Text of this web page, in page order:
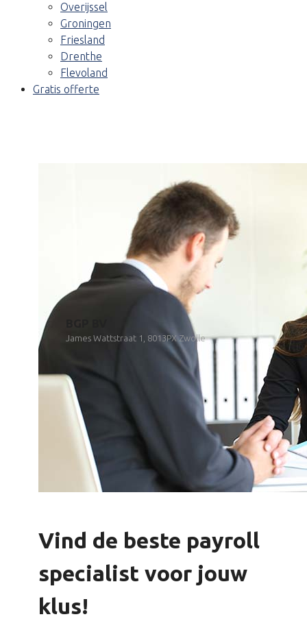
Overijssel
Groningen
Friesland
Drenthe
Flevoland
Gratis offerte
James Wattstraat 1, 8013PX Zwolle
Vind de beste payroll
specialist voor jouw
klus!